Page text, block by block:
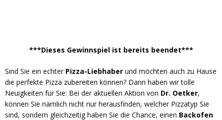
***Dieses Gewinnspiel ist bereits beendet***
Sind Sie ein echter Pizza-Liebhaber und möchten auch zu Hause
die perfekte Pizza zubereiten können? Dann haben wir tolle
Neuigkeiten für Sie: Bei der aktuellen Aktion von Dr. Oetker,
können Sie nämlich nicht nur herausfinden, welcher Pizzatyp Sie
sind, sondern gleichzeitig haben Sie die Chance, einen Backofen